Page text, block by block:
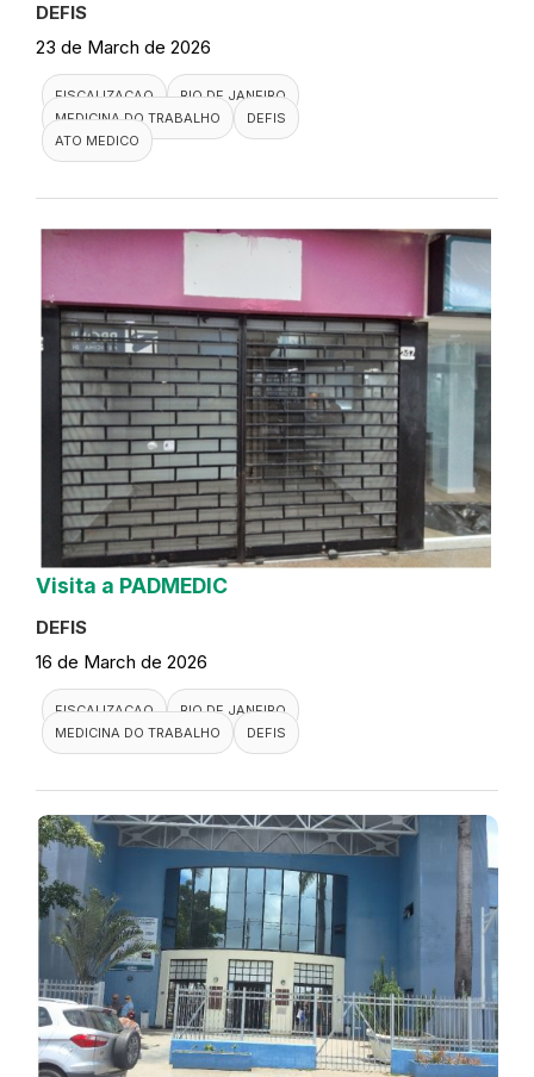
DEFIS
23 de March de 2026
FISCALIZACAO
RIO DE JANEIRO
MEDICINA DO TRABALHO
DEFIS
ATO MEDICO
Visita a PADMEDIC
DEFIS
16 de March de 2026
FISCALIZACAO
RIO DE JANEIRO
MEDICINA DO TRABALHO
DEFIS